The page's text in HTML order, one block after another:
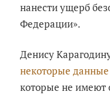
нанести ущерб
Федерации».
Денису
некоторые данные
которые не